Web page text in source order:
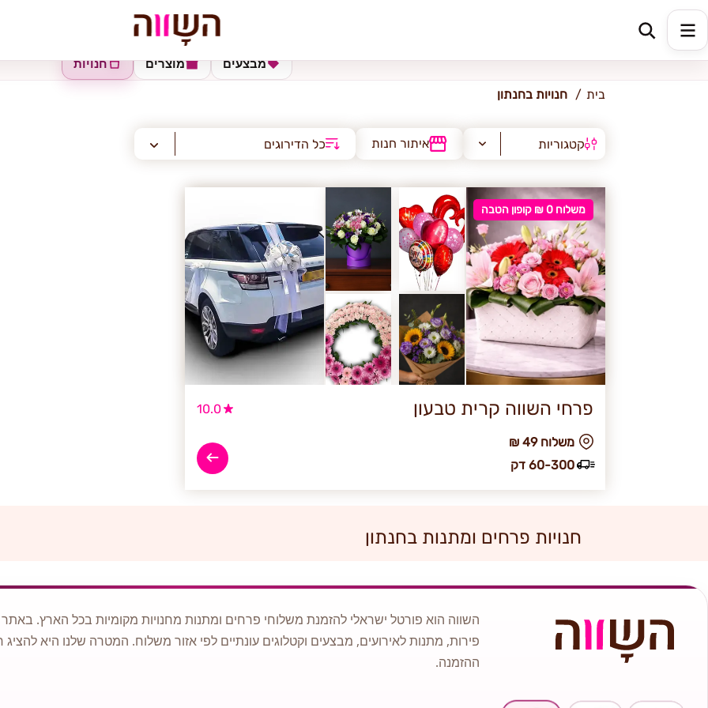
חנתון
חנויות מוצרים מבצעים
בית חנויות בחנתון
קטגוריות איתור חנות כל הדירוגים
משלוח 0 ₪ קופון הטבה
פרחי השווה קרית טבעון 10.0
₪ משלוח 49
60-300 דק
חנויות פרחים ומתנות בחנתון
השווה הוא פורטל ישראלי להזמנת משלוחי פרחים ומתנות מחנויות מקומיות בכל הארץ.
פירות, מתנות לאירועים, מבצעים וקטלוגים עונתיים לפי אזור משלוח. המטרה שלנו היא
ההזמנה.